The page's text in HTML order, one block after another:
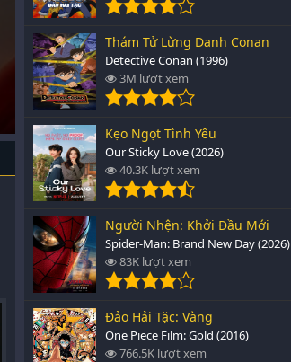
Thám Tử Lừng Danh Conan
Detective Conan (1996)
3M lượt xem
Kẹo Ngọt Tình Yêu
Our Sticky Love (2026)
40.3K lượt xem
Người Nhện: Khởi Đầu Mới
Spider-Man: Brand New Day (2026)
83K lượt xem
Đảo Hải Tặc: Vàng
One Piece Film: Gold (2016)
766.5K lượt xem